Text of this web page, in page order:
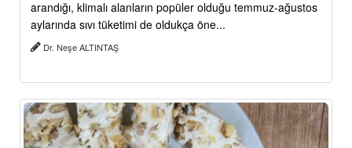
arandığı, klimalı alanların popüler olduğu temmuz-ağustos
aylarında sıvı tüketimi de oldukça öne...
Dr. Neşe ALTINTAŞ